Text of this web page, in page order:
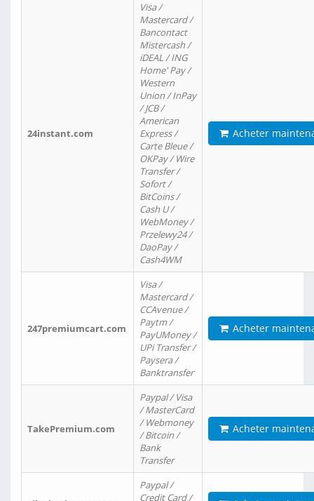
24instant.com
Visa /
Mastercard /
Bancontact
Mistercash /
iDEAL / ING
Home' Pay /
Western
Union / InPay
/ JCB /
American
Express /
Carte Bleue /
OKPay / Wire
Transfer /
Sofort /
BitCoins /
Cash U /
WebMoney /
Przelewy24 /
DaoPay /
Cash4WM
Acheter
247premiumcart.com
Visa /
Mastercard /
CCAvenue /
Paytm /
PayUMoney /
UPi Transfer /
Paysera /
Banktransfer
Acheter
TakePremium.com
Paypal / Visa
/ MasterCard
/ Webmoney
/ Bitcoin /
Bank
Transfer
Acheter
Paypal /
Credit Card /